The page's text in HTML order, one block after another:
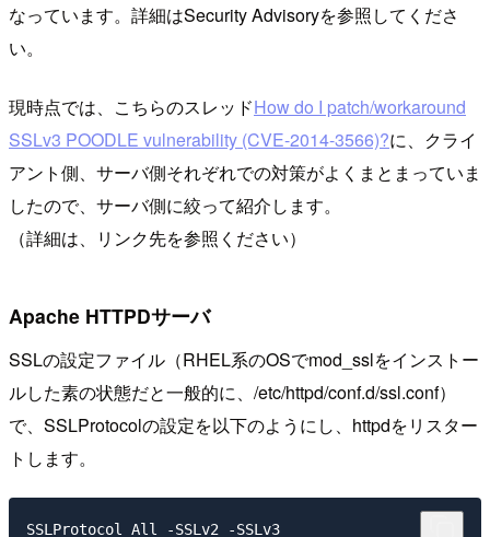
なっています。詳細はSecurity Advisoryを参照してくださ
い。
現時点では、こちらのスレッドHow do I patch/workaround
SSLv3 POODLE vulnerability (CVE­-2014­-3566)?に、クライ
アント側、サーバ側それぞれでの対策がよくまとまっていま
したので、サーバ側に絞って紹介します。
（詳細は、リンク先を参照ください）
Apache HTTPDサーバ
SSLの設定ファイル（RHEL系のOSでmod_sslをインストー
ルした素の状態だと一般的に、/etc/httpd/conf.d/ssl.conf）
で、 SSLProtocolの設定を以下のようにし、httpdをリスター
トします。